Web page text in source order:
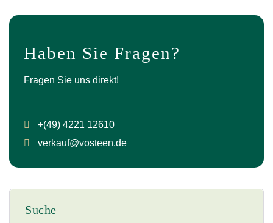
Haben Sie Fragen?
Fragen Sie uns direkt!
+(49) 4221 12610
verkauf@vosteen.de
Suche